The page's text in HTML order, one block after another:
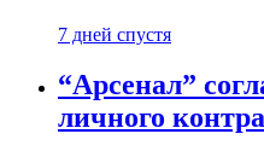
7 дней спустя
“Арсенал”
личного